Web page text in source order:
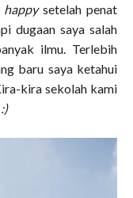
happysetelah penat
dugaan saya salah
ilmu. Terlebih
baru saya ketahui
kira sekolah kami